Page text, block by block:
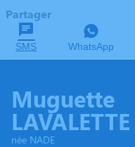
Partager
SMS WhatsApp
Muguette
LAVALETTE
née NADE